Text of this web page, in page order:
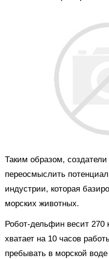
Таким образом,
переосмыслить
индустрии, которая
морских животных.
Робот-дельфин весит 270
хватает на 10 часов
пребывать в морской